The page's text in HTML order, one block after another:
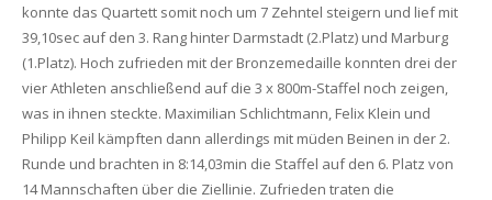
konnte das Quartett somit noch um 7 Zehntel steigern und lief mit
39,10sec auf den 3. Rang hinter Darmstadt (2.Platz) und Marburg
(1.Platz). Hoch zufrieden mit der Bronzemedaille konnten drei der
vier Athleten anschließend auf die 3 x 800m-Staffel noch zeigen,
was in ihnen steckte. Maximilian Schlichtmann, Felix Klein und
Philipp Keil kämpften dann allerdings mit müden Beinen in der 2.
Runde und brachten in 8:14,03min die Staffel auf den 6. Platz von
14 Mannschaften über die Ziellinie. Zufrieden traten die